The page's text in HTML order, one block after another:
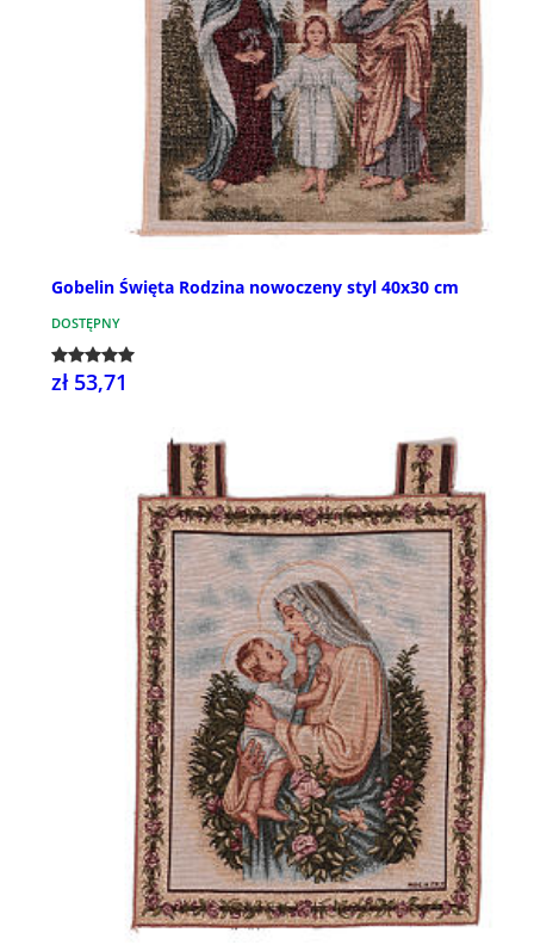
Gobelin Święta Rodzina nowoczeny styl 40x30 cm
DOSTĘPNY
zł 53,71